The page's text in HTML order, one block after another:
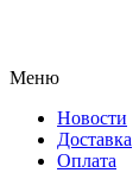
Меню
Новости
Доставка
Оплата